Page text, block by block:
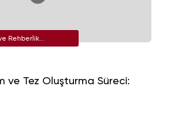
Rehberlik
ve Tez Oluşturma Süreci: